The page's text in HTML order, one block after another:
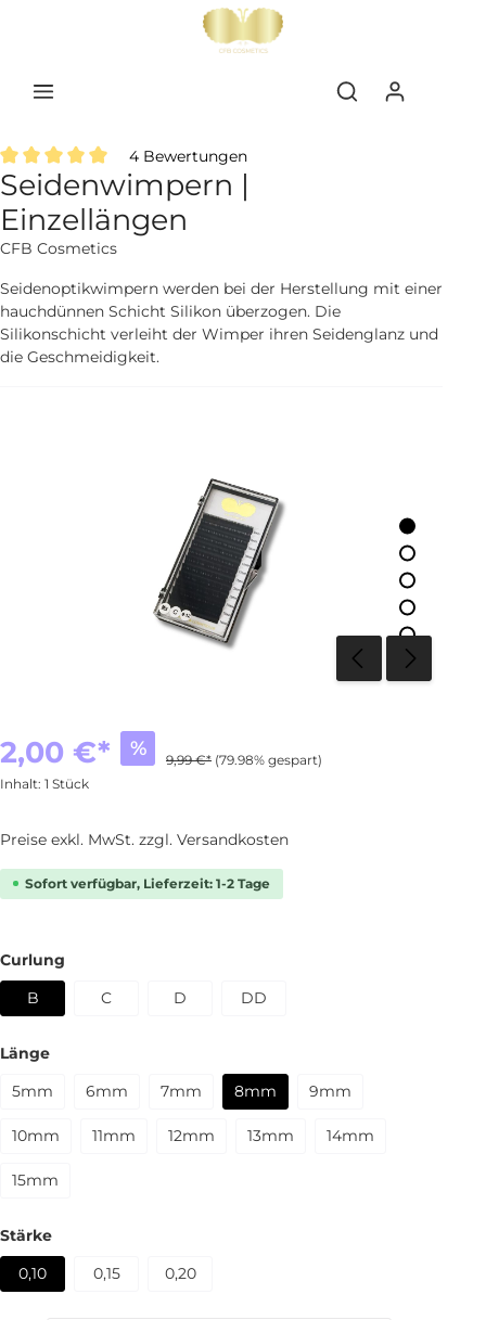
Durchschnittliche Bewertung von 5 von 5 Sternen
4 Bewertungen
Seidenwimpern |
Einzellängen
CFB Cosmetics
Seidenoptikwimpern werden bei der Herstellung mit einer
hauchdünnen Schicht Silikon überzogen. Die
Silikonschicht verleiht der Wimper ihren Seidenglanz und
die Geschmeidigkeit.
2,00 €* % 9,99 €* (79.98% gespart)
Inhalt: 1 Stück
Preise exkl. MwSt. zzgl. Versandkosten
Sofort verfügbar, Lieferzeit: 1-2 Tage
Curlung
B
C D DD
Länge
5mm
6mm 7mm 8mm 9mm
10mm 11mm 12mm 13mm 14mm
15mm
Stärke
0,10
0,15 0,20